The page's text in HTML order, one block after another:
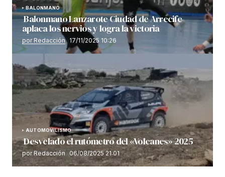
BALONMANO
Balonmano Lanzarote Ciudad de Arrecife
aplaca los nervios y logra la victoria
por Redacción 17/11/2025 10:26
AUTOMOVILISMO
Desvelado el rutómetro del «Volcanes» 2025
por Redacción 06/08/2025 21:01